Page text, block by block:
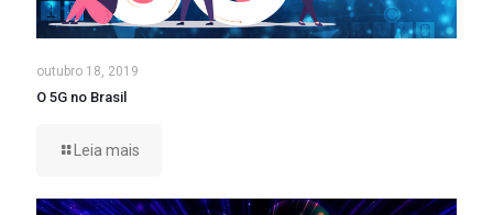
outubro 18, 2019
O 5G no Brasil
Leia mais